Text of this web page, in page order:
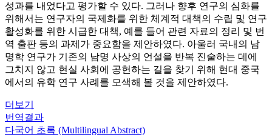
성과를 내었다고 평가할 수 있다. 그러나 향후 연구의 심화를
위해서는 연구자의 국제화를 위한 체계적 대책의 수립 및 연구
활성화를 위한 시급한 대책, 예를 들어 관련 자료의 정리 및 번
역 출판 등의 과제가 중요함을 제안하였다. 아울러 국내의 남
명학 연구가 기존의 남명 사상의 언설을 반복 진술하는 데에
그치지 않고 현실 사회에 공헌하는 길을 찾기 위해 현대 중국
에서의 유학 연구 사례를 모색해 볼 것을 제안하였다.
더보기
번역결과
다국어 초록 (Multilingual Abstract)